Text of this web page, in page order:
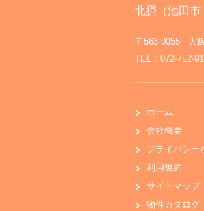
北摂（池田市
〒563-0055 大
TEL：072-752-
ホーム
会社概要
プライバシー
利用規約
サイトマップ
物件カタログ